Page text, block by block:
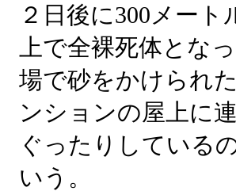
２日後に300メー
上で全裸死体とな
場で砂をかけられ
ンションの屋上に
ぐったりしている
いう。